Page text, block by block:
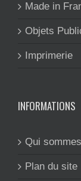
Made in
Objets
Imprimerie
INFORMATIONS
Qui
Plan du site